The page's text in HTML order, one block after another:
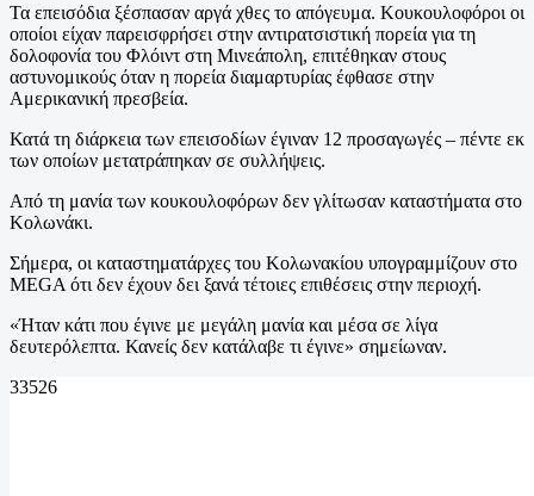
Τα επεισόδια ξέσπασαν αργά χθες το απόγευμα. Κουκουλοφόροι οι
οποίοι είχαν παρεισφρήσει στην αντιρατσιστική πορεία για τη
δολοφονία του Φλόιντ στη Μινεάπολη, επιτέθηκαν στους
αστυνομικούς όταν η πορεία διαμαρτυρίας έφθασε στην
Αμερικανική πρεσβεία.
Κατά τη διάρκεια των επεισοδίων έγιναν 12 προσαγωγές – πέντε εκ
των οποίων μετατράπηκαν σε συλλήψεις.
Aπό τη μανία των κουκουλοφόρων δεν γλίτωσαν καταστήματα στο
Κολωνάκι.
Σήμερα, οι καταστηματάρχες του Κολωνακίου υπογραμμίζουν στο
MEGA ότι δεν έχουν δει ξανά τέτοιες επιθέσεις στην περιοχή.
«Ήταν κάτι που έγινε με μεγάλη μανία και μέσα σε λίγα
δευτερόλεπτα. Κανείς δεν κατάλαβε τι έγινε» σημείωναν.